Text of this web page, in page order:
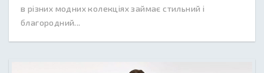
в різних модних колекціях займає стильний і
благородний...